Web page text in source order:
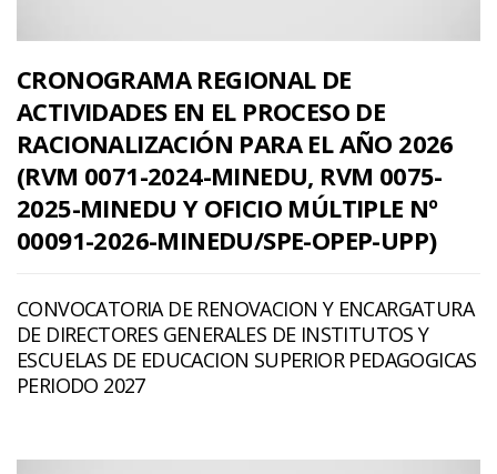
CRONOGRAMA REGIONAL DE
ACTIVIDADES EN EL PROCESO DE
RACIONALIZACIÓN PARA EL AÑO 2026
(RVM 0071-2024-MINEDU, RVM 0075-
2025-MINEDU Y OFICIO MÚLTIPLE Nº
00091-2026-MINEDU/SPE-OPEP-UPP)
CONVOCATORIA DE RENOVACION Y ENCARGATURA
DE DIRECTORES GENERALES DE INSTITUTOS Y
ESCUELAS DE EDUCACION SUPERIOR PEDAGOGICAS
PERIODO 2027